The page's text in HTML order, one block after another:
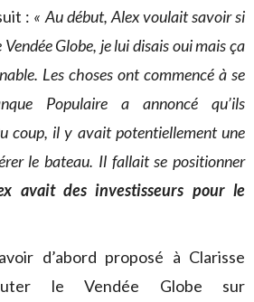
: « Au début, Alex voulait savoir si
Vendée Globe, je lui disais oui mais ça
Les choses ont commencé à se
Populaire a annoncé qu’ils
coup, il y avait potentiellement une
le bateau. Il fallait se positionner
avait des investisseurs pour le
d’abord proposé à Clarisse
le Vendée Globe sur